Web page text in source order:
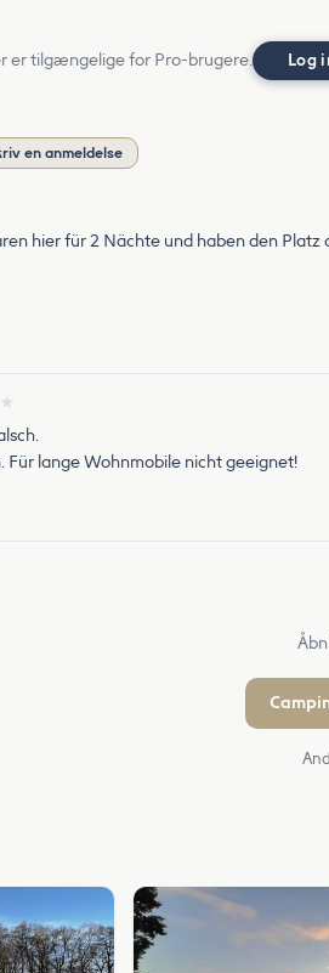
er tilgængelige for Pro-brugere. Log
en anmeldelse
hier für 2 Nächte und haben den
★
Für lange Wohnmobile nicht geeignet!